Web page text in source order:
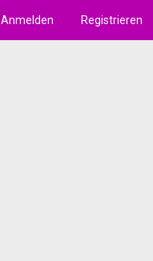
Anmelden Registrieren